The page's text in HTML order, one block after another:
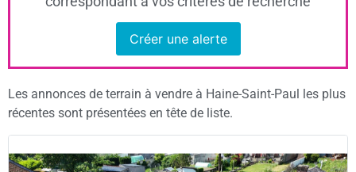
Créer une alerte
Les annonces de terrain à vendre à Haine-Saint-Paul les plus
récentes sont présentées en tête de liste.